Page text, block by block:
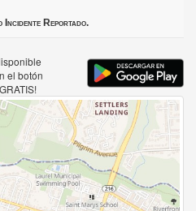
Incidente Reportado.
el botón